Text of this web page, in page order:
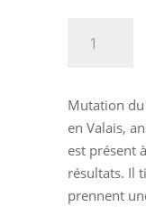
Gris
Mutation du
en Valais,
est présent
résultats. Il
prennent